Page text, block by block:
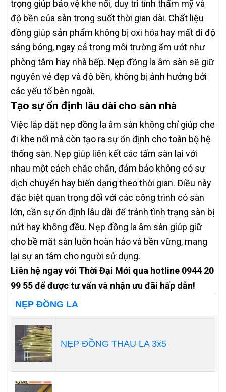
trọng giúp bảo vệ khe nối, duy trì tính thẩm mỹ và
độ bền của sàn trong suốt thời gian dài. Chất liệu
đồng giúp sản phẩm không bị oxi hóa hay mất đi độ
sáng bóng, ngay cả trong môi trường ẩm ướt như
phòng tắm hay nhà bếp. Nẹp đồng la âm sàn sẽ giữ
nguyên vẻ đẹp và độ bền, không bị ảnh hưởng bởi
các yếu tố bên ngoài.
Tạo sự ổn định lâu dài cho sàn nhà
Việc lắp đặt nẹp đồng la âm sàn không chỉ giúp che
đi khe nối mà còn tạo ra sự ổn định cho toàn bộ hệ
thống sàn. Nẹp giúp liên kết các tấm sàn lại với
nhau một cách chắc chắn, đảm bảo không có sự
dịch chuyển hay biến dạng theo thời gian. Điều này
đặc biệt quan trọng đối với các công trình có sàn
lớn, cần sự ổn định lâu dài để tránh tình trạng sàn bị
nứt hay không đều. Nẹp đồng la âm sàn giúp giữ
cho bề mặt sàn luôn hoàn hảo và bền vững, mang
lại sự an tâm cho người sử dụng.
Liên hệ ngay với Thời Đại Mới qua hotline 0944 20
99 55 để được tư vấn và nhận ưu đãi hấp dẫn!
NẸP ĐỒNG LA
NẸP ĐỒNG THAU LA 3x5